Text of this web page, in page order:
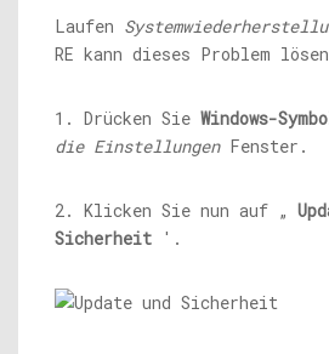
Laufen
RE kann dieses Problem
1. Drücken Sie Windows-
die EinstellungenFenster.
2. Klicken Sie nun auf „
Sicherheit '.